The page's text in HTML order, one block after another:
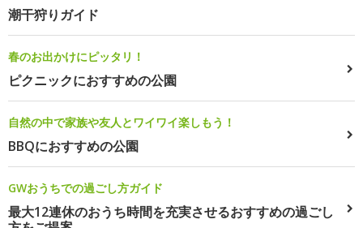
潮干狩りガイド
春のお出かけにピッタリ！
ピクニックにおすすめの公園
自然の中で家族や友人とワイワイ楽しもう！
BBQにおすすめの公園
GWおうちでの過ごし方ガイド
最大12連休のおうち時間を充実させるおすすめの過ごし